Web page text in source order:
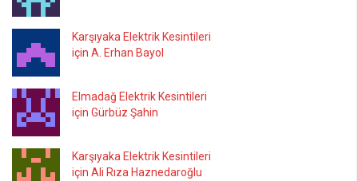
Karşıyaka Elektrik Kesintileri
için A. Erhan Bayol
Elmadağ Elektrik Kesintileri
için Gürbüz Şahin
Karşıyaka Elektrik Kesintileri
için Ali Rıza Haznedaroğlu